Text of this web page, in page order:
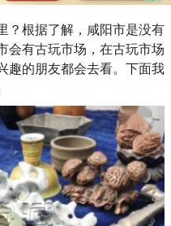
根据了解，咸阳市是没有
会有古玩市场，在古玩市场
趣的朋友都会去看。下面我